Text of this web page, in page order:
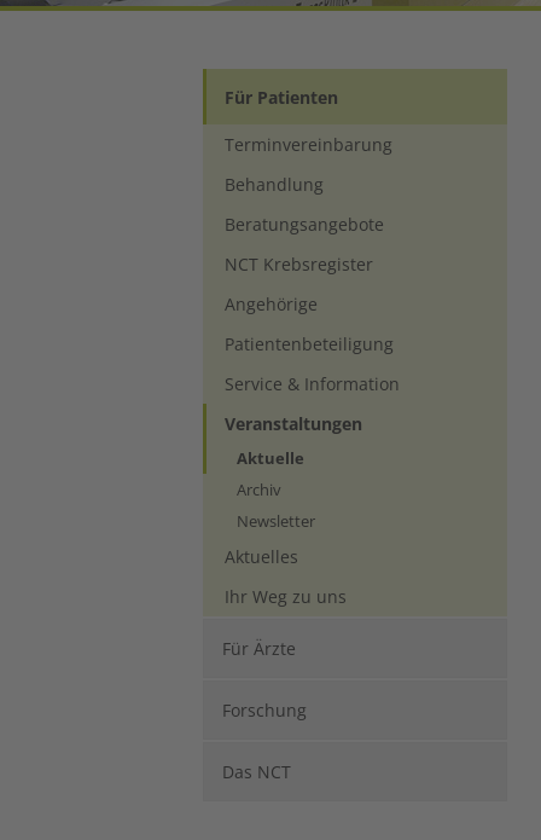
Für Patienten
Terminvereinbarung
Behandlung
Beratungsangebote
NCT Krebsregister
Angehörige
Patientenbeteiligung
Service & Information
Veranstaltungen
Aktuelle
Archiv
Newsletter
Aktuelles
Ihr Weg zu uns
Für Ärzte
Forschung
Das NCT